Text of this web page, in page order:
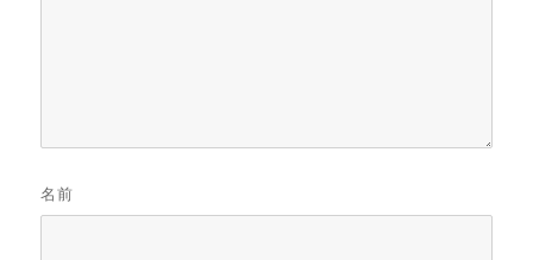
名前